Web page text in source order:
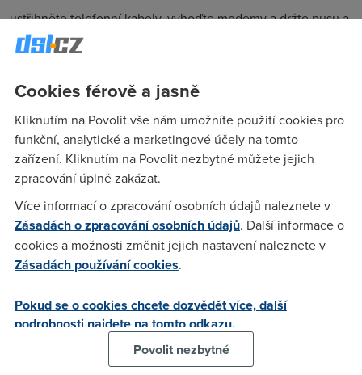
ustřihněte telefonní kabely, vyhoďte modemy a držte pusu a
krok... jste fakt takovi oslove????
MAJKL(6.4.2008 22:16:21)
knedlici jste a basta
Honza(7.4.2008 01:44:05)
problem je, ze ty spamujes uplne vsude i tam, kde o to vis
uplny prd jen tam napises neco o knedliku, uz aby ti dali ban
ty pubertaku - na ty tvoji sdileny wifine by to bylo definitivni
:)
Anonym(7.4.2008 06:46:00)
že tu někdo píše nesmysly, ať už jakoukoliv formou, nic
nemění na faktu, že telekom vždycky byl a vždycky bude
Cookies férově a jasně
Kliknutím na Povolit vše nám umožníte použití cookies pro
funkční, analytické a marketingové účely na tomto
zařízení. Kliknutím na Povolit nezbytné můžete jejich
zpracování úplně zakázat.
Více informací o zpracování osobních údajů naleznete v
Zásadách o zpracování osobních údajů. Další informace o
cookies a možnosti změnit jejich nastavení naleznete v
Zásadách používání cookies.
Pokud se o cookies chcete dozvědět více, další
podrobnosti najdete na tomto odkazu.
Povolit nezbytné